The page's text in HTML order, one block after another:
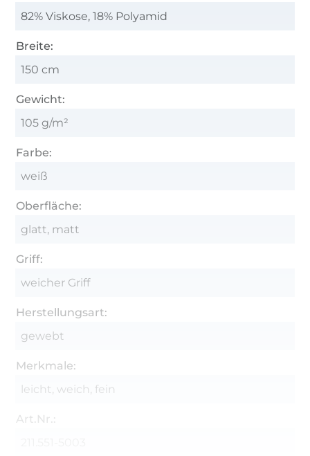
82% Viskose, 18% Polyamid
Breite:
150 cm
Gewicht:
105 g/m²
Farbe:
weiß
Oberfläche:
glatt, matt
Griff:
weicher Griff
Herstellungsart:
gewebt
Merkmale:
leicht, weich, fein
Art.Nr.: